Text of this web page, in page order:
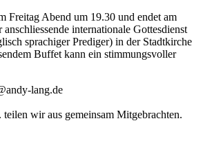
Freitag Abend um 19.30 und endet am
internationale Gottesdienst
sprachiger Prediger) in der Stadtkirche
Buffet kann ein stimmungsvoller
lang.de
teilen wir aus gemeinsam Mitgebrachten.